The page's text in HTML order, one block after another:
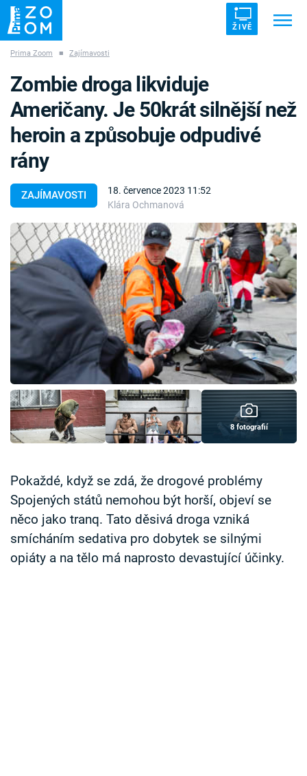
ŽIVĚ
ZÁHADY VETŘELCI DÁVNOVĚKU
Témata
Témata
Pořady
TV Program
Časopis
Sledujte prima+
Přihlášení
Prima Zoom ■ Zajímavosti
ZAJÍMAVOSTI
18. července 2023 11:52
Klára Ochmanová
Zombie droga likviduje
Američany. Je 50krát silnější než
heroin a způsobuje odpudivé
rány
8 fotografií
Pokaždé, když se zdá, že drogové problémy
Spojených států nemohou být horší, objeví se
něco jako tranq. Tato děsivá droga vzniká
smícháním sedativa pro dobytek se silnými
opiáty a na tělo má naprosto devastující účinky.